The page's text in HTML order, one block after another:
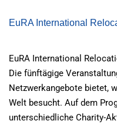
EuRA International
EuRA International
Die fünftägige
Netzwerkangebote bietet,
Welt besucht. Auf dem
unterschiedliche Charity-